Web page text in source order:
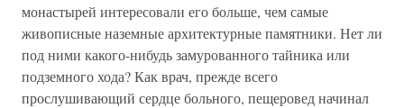
монастырей интересовали его больше, чем самые
живописные наземные архитектурные памятники. Нет ли
под ними какого-нибудь замурованного тайника или
подземного хода? Как врач, прежде всего
прослушивающий сердце больного, пещеровед начинал